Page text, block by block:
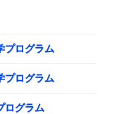
プログラム
プログラム
ログラム